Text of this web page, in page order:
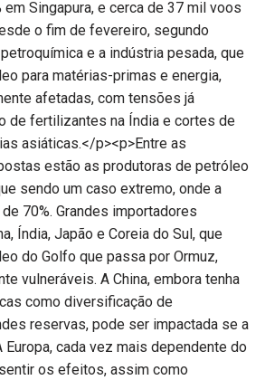
Singapura, e cerca de 37 mil voos
o fim de fevereiro, segundo
e a indústria pesada, que
para matérias-primas e energia,
afetadas, com tensões já
de fertilizantes na Índia e cortes de
asiáticas.</p><p>Entre as
estão as produtoras de petróleo
sendo um caso extremo, onde a
70%. Grandes importadores
Índia, Japão e Coreia do Sul, que
do Golfo que passa por Ormuz,
vulneráveis. A China, embora tenha
como diversificação de
reservas, pode ser impactada se a
Europa, cada vez mais dependente do
os efeitos, assim como